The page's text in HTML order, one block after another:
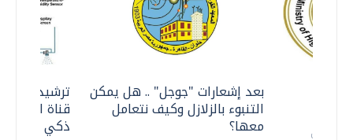
ترشيدا
قناة
ذكي
بعد إشعارات "جوجل" .. هل يمكن
التنبوء بالزلازل وكيف نتعامل
معها؟